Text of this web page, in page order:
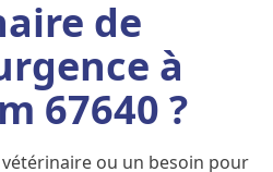
de
à
67640 ?
ou un besoin pour